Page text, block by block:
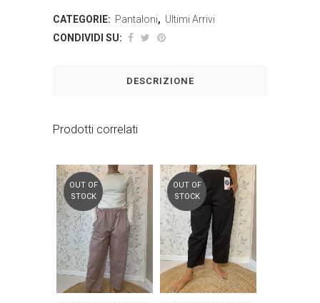
CATEGORIE: Pantaloni, Ultimi Arrivi
CONDIVIDI SU:
DESCRIZIONE
Prodotti correlati
OUT OF
STOCK
OUT OF
STOCK